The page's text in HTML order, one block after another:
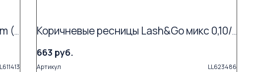
Черные ресницы Lash&Go 0,10/D/10 mm (16 линий) Коричневые ресницы Lash&Go микс 0,10/C/6-14 mm "Мокка" (17 линий)
663 руб.
Артикул
LL623486